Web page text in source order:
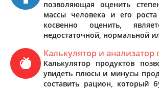
позволяющая оценить
массы человека и его
косвенно оценить,
недостаточной, нормальной
Калькулятор и анализатор
Калькулятор продуктов
увидеть плюсы и минусы
составить рацион, который